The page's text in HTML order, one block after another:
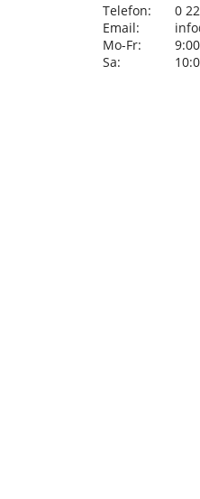
Telefon:
0
Email:
Mo-Fr:
Sa: